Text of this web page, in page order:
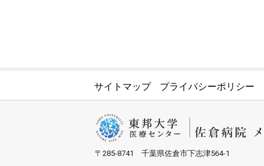
サイトマップ プライバシーポリシー
〒285-8741 千葉県佐倉市下志津564-1